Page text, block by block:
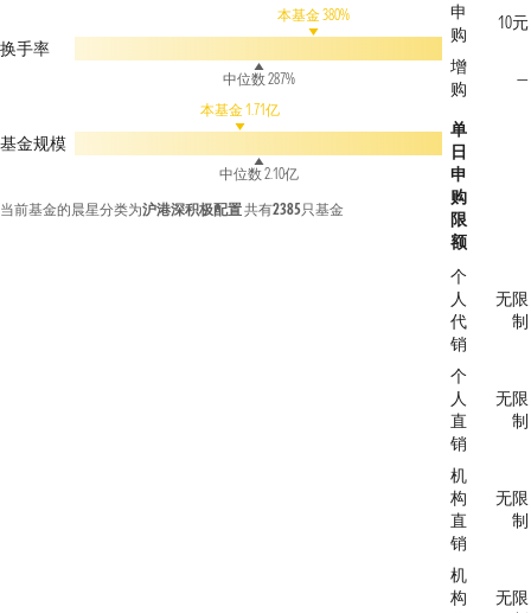
换手率
本基金 380%
中位数 287%
基金规模
本基金 1.71亿
中位数 2.10亿
当前基金的晨星分类为沪港深积极配置共有2385只基金
申
购
10元
增
购
—
单
日
申
购
限
额
个
人
代
销
无限
制
个
人
直
销
无限
制
机
构
直
销
无限
制
机
构
无限